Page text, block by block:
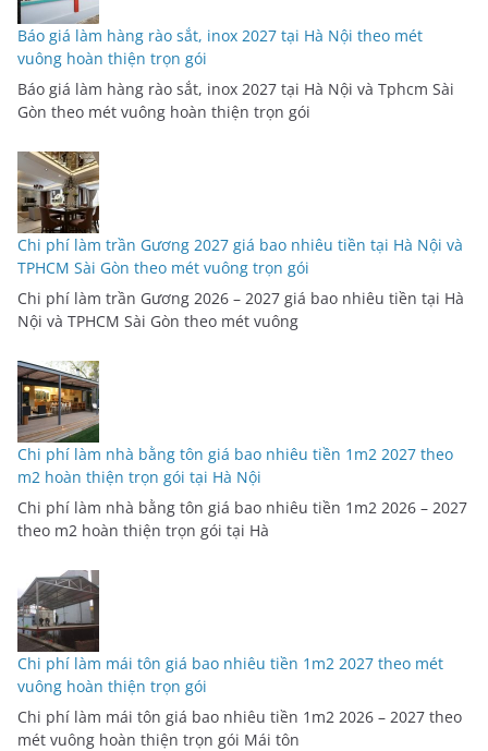
Báo giá làm hàng rào sắt, inox 2027 tại Hà Nội theo mét
vuông hoàn thiện trọn gói
Báo giá làm hàng rào sắt, inox 2027 tại Hà Nội và Tphcm Sài
Gòn theo mét vuông hoàn thiện trọn gói
Chi phí làm trần Gương 2027 giá bao nhiêu tiền tại Hà Nội và
TPHCM Sài Gòn theo mét vuông trọn gói
Chi phí làm trần Gương 2026 – 2027 giá bao nhiêu tiền tại Hà
Nội và TPHCM Sài Gòn theo mét vuông
Chi phí làm nhà bằng tôn giá bao nhiêu tiền 1m2 2027 theo
m2 hoàn thiện trọn gói tại Hà Nội
Chi phí làm nhà bằng tôn giá bao nhiêu tiền 1m2 2026 – 2027
theo m2 hoàn thiện trọn gói tại Hà
Chi phí làm mái tôn giá bao nhiêu tiền 1m2 2027 theo mét
vuông hoàn thiện trọn gói
Chi phí làm mái tôn giá bao nhiêu tiền 1m2 2026 – 2027 theo
mét vuông hoàn thiện trọn gói Mái tôn